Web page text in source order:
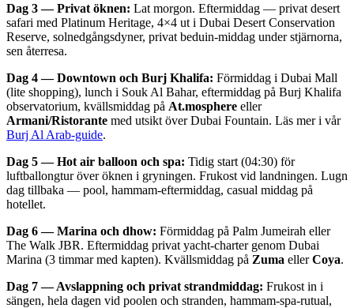
Dag 3 — Privat öknen: Lat morgon. Eftermiddag — privat desert
safari med Platinum Heritage, 4×4 ut i Dubai Desert Conservation
Reserve, solnedgångsdyner, privat beduin-middag under stjärnorna,
sen återresa.
Dag 4 — Downtown och Burj Khalifa: Förmiddag i Dubai Mall
(lite shopping), lunch i Souk Al Bahar, eftermiddag på Burj Khalifa
observatorium, kvällsmiddag på At.mosphere eller
Armani/Ristorante med utsikt över Dubai Fountain. Läs mer i vår
Burj Al Arab-guide.
Dag 5 — Hot air balloon och spa: Tidig start (04:30) för
luftballongtur över öknen i gryningen. Frukost vid landningen. Lugn
dag tillbaka — pool, hammam-eftermiddag, casual middag på
hotellet.
Dag 6 — Marina och dhow: Förmiddag på Palm Jumeirah eller
The Walk JBR. Eftermiddag privat yacht-charter genom Dubai
Marina (3 timmar med kapten). Kvällsmiddag på Zuma ellerCoya.
Dag 7 — Avslappning och privat strandmiddag: Frukost in i
sängen, hela dagen vid poolen och stranden, hammam-spa-rutual,